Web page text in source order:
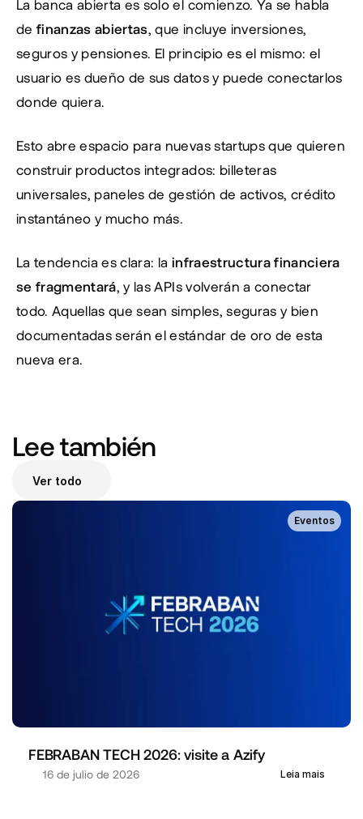
La banca abierta es solo el comienzo. Ya se habla
de finanzas abiertas, que incluye inversiones,
seguros y pensiones. El principio es el mismo: el
usuario es dueño de sus datos y puede conectarlos
donde quiera.
Esto abre espacio para nuevas startups que quieren
construir productos integrados: billeteras
universales, paneles de gestión de activos, crédito
instantáneo y mucho más.
La tendencia es clara: la infraestructura financiera
se fragmentará, y las APIs volverán a conectar
todo. Aquellas que sean simples, seguras y bien
documentadas serán el estándar de oro de esta
nueva era.
Lee también
Ver todo
Eventos
FEBRABAN TECH 2026: visite a Azify
16 de julio de 2026 Leia mais